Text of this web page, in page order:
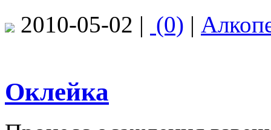
2010-05-02 | (0) |
Оклейка